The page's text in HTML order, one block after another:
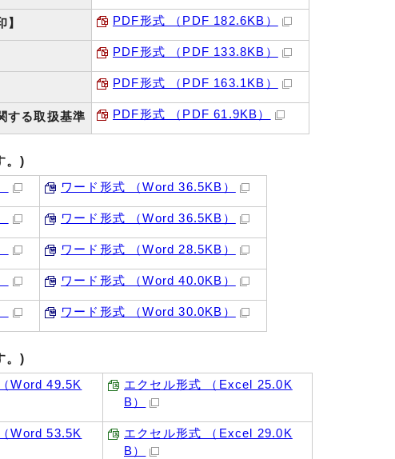
PDF形式 （PDF 182.6KB）
PDF形式 （PDF 133.8KB）
PDF形式 （PDF 163.1KB）
する取扱基準 PDF形式 （PDF 61.9KB）
。)
ワード形式 （Word 36.5KB）
ワード形式 （Word 36.5KB）
ワード形式 （Word 28.5KB）
ワード形式 （Word 40.0KB）
ワード形式 （Word 30.0KB）
。)
Word 49.5K
エクセル形式 （Excel 25.0K
B）
Word 53.5K
エクセル形式 （Excel 29.0K
B）